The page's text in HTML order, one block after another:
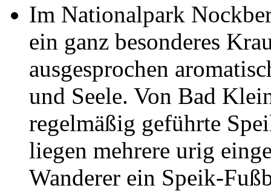
Im Nationalpark
ein ganz besonderes
ausgesprochen
und Seele. Von Bad
regelmäßig geführte
liegen mehrere urig
Wanderer ein Speik-